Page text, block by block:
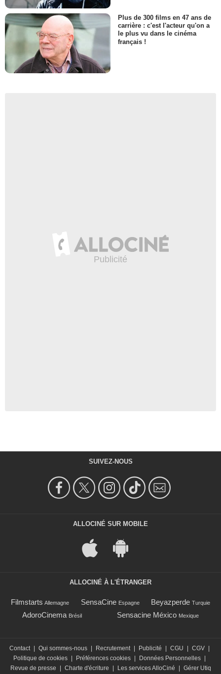
Plus de 300 films en 47 ans de
carrière : c'est l'acteur qu'on a
le plus vu dans le cinéma
français !
SUIVEZ-NOUS
ALLOCINÉ SUR MOBILE
ALLOCINÉ À L'ÉTRANGER
Filmstarts Allemagne SensaCine Espagne Beyazperde Turquie
AdoroCinema Brésil Sensacine México Mexique
Contact | Qui sommes-nous | Recrutement | Publicité | CGU | CGV |
Politique de cookies | Préférences cookies | Données Personnelles |
Revue de presse
| Charte d'écriture | Les services AlloCiné | Gérer Utiq